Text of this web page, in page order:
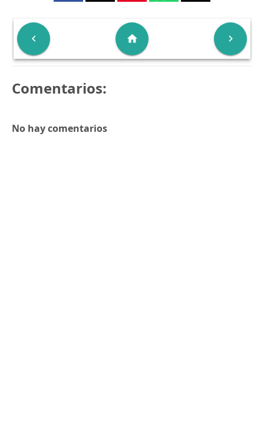
 
home
Comentarios:
No hay comentarios